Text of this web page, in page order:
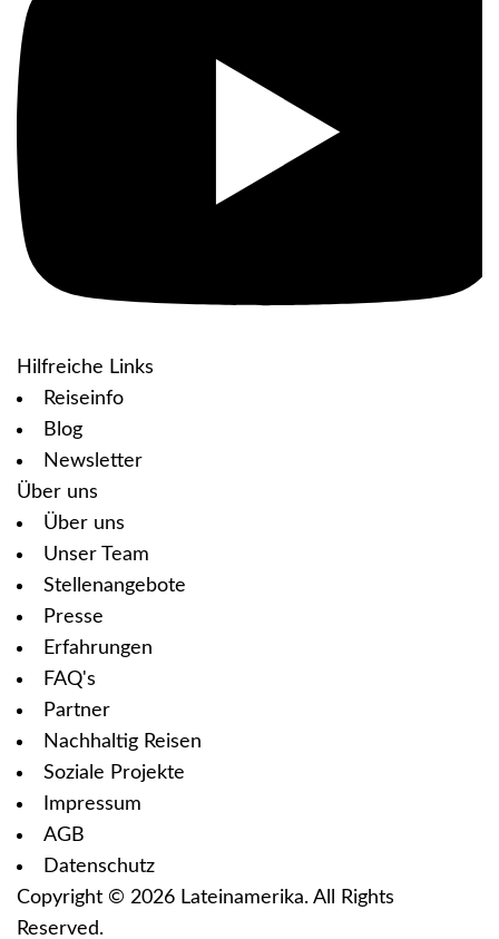
Hilfreiche Links
Reiseinfo
Blog
Newsletter
Über uns
Über uns
Unser Team
Stellenangebote
Presse
Erfahrungen
FAQ's
Partner
Nachhaltig Reisen
Soziale Projekte
Impressum
AGB
Datenschutz
Copyright © 2026 Lateinamerika. All Rights
Reserved.